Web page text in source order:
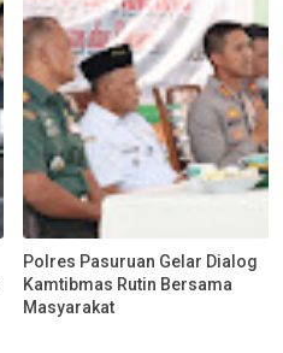
Polres Pasuruan Gelar Dialog
Kamtibmas Rutin Bersama
Masyarakat